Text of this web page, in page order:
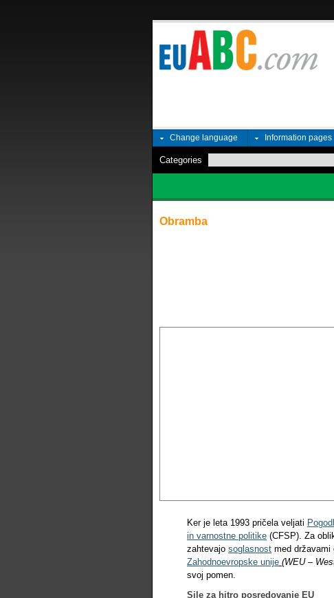
Change language Information pages
Categories
Obramba
Ker je leta 1993 pričela veljati
in varnostne politike (CFSP). Za
zahtevajo soglasnost med državami
Zahodnoevropske unije (WEU –
svoj pomen.
Sile za hitro posredovanje EU